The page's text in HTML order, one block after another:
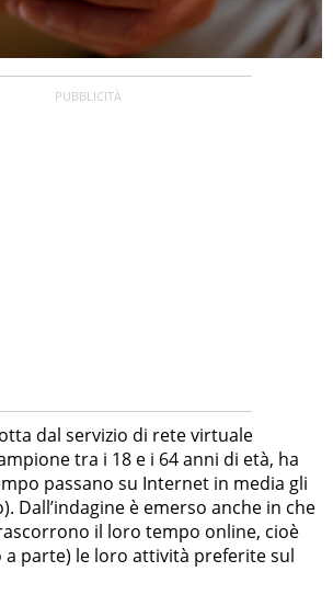
dal servizio di rete virtuale
tra i 18 e i 64 anni di età, ha
passano su Internet in media gli
Dall’indagine è emerso anche in che
il loro tempo online, cioè
a parte) le loro attività preferite sul